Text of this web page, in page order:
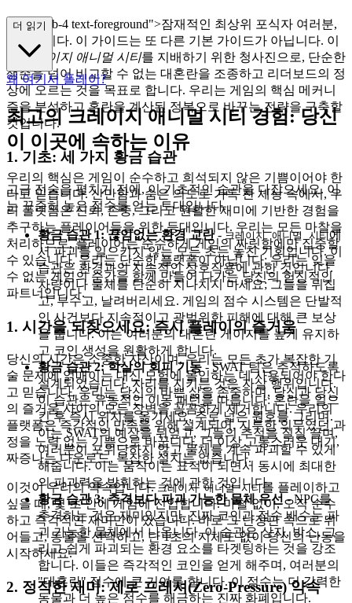
class="mb-4 text-foreground">잠재적인 최상위 포식자 여러분,
환영합니다. 이 가이드는 또 다른 기본 가이드가 아닙니다. 이
크레이지 애니멀 시티를 지배하기 위한 청사진으로, 단순한
생존을 넘어 비교할 수 없는 대혼란을 조종하고 리더보드의 정
상에 오르는 것을 목표로 합니다. 우리는 게임의 핵심 메커니
즘을 분석하고 혼란을 계산된 정복으로 바꾸는 전략을 구축할
것입니다.
1. 기초: 세 가지 황금 습관
고급 전술을 펼치기 전에, 이 기초적인 습관을 다잡으세요. 이
는 꾸준히 높은 점수를 얻는 토대입니다.
황금 습관 1: 끊임없는 환경 교란- 크레이지 애니멀 시티에
서 파괴를 일으키지 않는 모든 초는 놓친 기회입니다. 이
습관은 환경과의 지속적인 상호작용에 관한 것입니다.
차량이나 물체를 단순히 지나치지 마세요; 그들을 뒤집
고, 부수고, 날려버리세요. 게임의 점수 시스템은 단발적
인 사건보다 지속적이고 광범위한 피해에 대해 큰 보상
을 줍니다. 이는 여러분의 대혼란 게이지를 높게 유지하
고 코인 생성을 원활하게 합니다.
황금 습관 2: 학살의 회피 기동- SWAT 팀은 추적하도록
설계되었습니다. 자리를 지키는 것은 자살 행위입니다.
이 습관은 유동적인 이동 패턴을 따릅니다: 혼란을 일으
킨 후 즉시 위치를 옮기세요, 주로 넓은 원호를 그리며.
이는 SWAT의 예상을 뒤엎고, 그들의 추적을 질질 끌며,
여러분이 포위당하지 않고 물체를 계속 파괴할 수 있게
해줍니다. 이는 움직이는 표적이 되면서 동시에 최대한
의 파괴력을 발휘하는 것에 관한 것입니다.
황금 습관 3: 추격보다 파괴 가능한 물체 우선- NPC를
추격하는 것은 재미있지만, 진짜 코인과 점수 배수는 파
괴 가능한 물체에서 나옵니다. 이 습관은 상자, 박스, 그
리고 쉽게 파괴되는 환경 요소를 타겟팅하는 것을 강조
합니다. 이들은 즉각적인 코인을 얻게 해주며, 여러분의
"대혼란" 점수에 큰 기여를 합니다. 이 점수는 더 강력한
동물과 더 높은 점수를 해금하는 진짜 화폐입니다.
더 읽기
왜 여기서 플레이?
최고의 크레이지 애니멀 시티 경험: 당신
이 이곳에 속하는 이유
우리의 핵심은 게임이 순수하고 희석되지 않은 기쁨이어야 한
다고 믿습니다. 산만함과 숨은 의도로 가득 찬 세상 속에서, 우
리 플랫폼은 신뢰, 존중, 그리고 원활한 재미에 기반한 경험을
추구하는 플레이어들을 위한 등대입니다. 우리는 모든 마찰을
처리하므로, 플레이어는 순수하게 게임의 짜릿함에만 집중할
수 있습니다. 우리는 단순한 플랫폼이 아닙니다; 우리는 잊을
수 없는 게임의 순간을 함께 만들어 나가는 당신의 헌신적인
파트너입니다.
1. 시간을 되찾으세요: 즉시 플레이의 즐거움
당신의 시간은 소중한 자산이며, 우리는 모든 초가 복잡한 기
술 문제에 얽매이는 대신 모험에 몰입하는 데 사용되어야 한다
고 믿습니다. 우리는 당신의 바쁜 삶을 존중하며, 당신과 당신
의 즐거움 사이의 모든 장벽을 꼼꼼하게 제거합니다. 우리의
플랫폼은 즉각적인 만족을 위해 설계되어, 지루한 의무였던 과
정을 노력 없는 기쁨으로 바꿉니다. 더 이상 고통스러운 대기,
짜증나는 다운로드, 복잡한 설치는 없습니다.
이것이 우리의 약속입니다.크레이지 애니멀 시티를 플레이하고
싶을 때, 몇 초 안에 게임에 진입합니다. 마찰 없이, 오직 순수
하고 즉각적인 재미만이 있습니다. 바로 그 난장판 속으로 뛰
어들고, 동물을 선택하고, 단 1초의 지체도 없이 당신의 난동을
시작하세요.
2. 정직한 재미: 제로 프레셔(Zero-Pressure) 약속